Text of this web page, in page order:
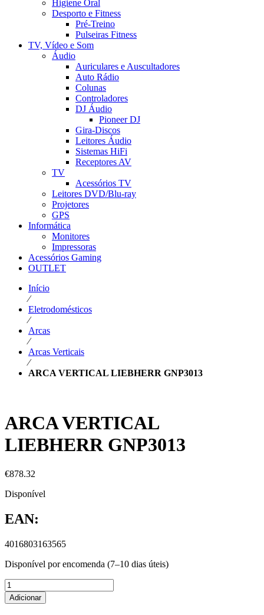
Higiene Oral
Desporto e Fitness
Pré-Treino
Pulseiras Fitness
TV, Vídeo e Som
Áudio
Auriculares e Auscultadores
Auto Rádio
Colunas
Controladores
DJ Áudio
Pioneer DJ
Gira-Discos
Leitores Áudio
Sistemas HiFi
Receptores AV
TV
Acessórios TV
Leitores DVD/Blu-ray
Projetores
GPS
Informática
Monitores
Impressoras
Acessórios Gaming
OUTLET
Início
⁄
Eletrodomésticos
⁄
Arcas
⁄
Arcas Verticais
⁄
ARCA VERTICAL LIEBHERR GNP3013
ARCA VERTICAL
LIEBHERR GNP3013
€878.32
Disponível
EAN:
4016803163565
Disponível por encomenda (7–10 dias úteis)
Adicionar